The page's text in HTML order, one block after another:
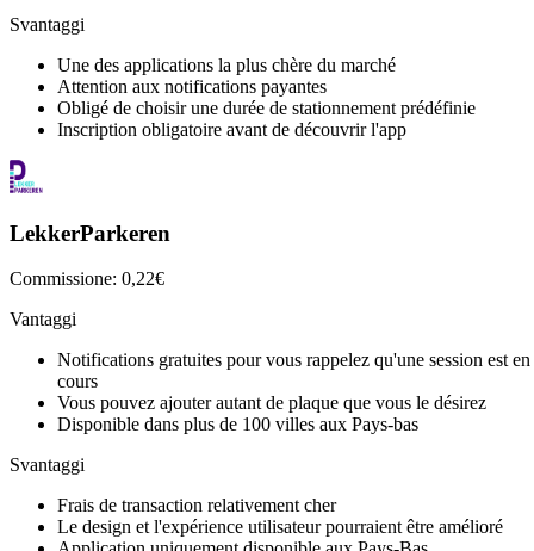
Svantaggi
Une des applications la plus chère du marché
Attention aux notifications payantes
Obligé de choisir une durée de stationnement prédéfinie
Inscription obligatoire avant de découvrir l'app
LekkerParkeren
Commissione: 0,22€
Vantaggi
Notifications gratuites pour vous rappelez qu'une session est en
cours
Vous pouvez ajouter autant de plaque que vous le désirez
Disponible dans plus de 100 villes aux Pays-bas
Svantaggi
Frais de transaction relativement cher
Le design et l'expérience utilisateur pourraient être amélioré